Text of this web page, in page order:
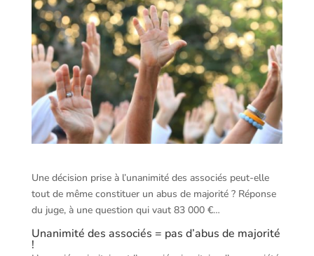
Une décision prise à l’unanimité des associés peut-elle
tout de même constituer un abus de majorité ? Réponse
du juge, à une question qui vaut 83 000 €…
Unanimité des associés = pas d’abus de majorité
!